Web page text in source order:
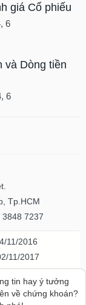
giá Cổ phiếu
6
và Dòng tiền
6
Tp.HCM
7237
11/2016
11/2017
20/07/2023
TPHCM
tin hay ý tưởng
về chứng khoán?